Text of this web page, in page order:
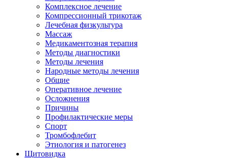
Комплексное лечение
Компрессионный трикотаж
Лечебная физкультура
Массаж
Медикаментозная терапия
Методы диагностики
Методы лечения
Народные методы лечения
Общие
Оперативное лечение
Осложнения
Причины
Профилактические меры
Спорт
Тромбофлебит
Этиология и патогенез
Щитовидка